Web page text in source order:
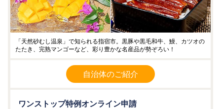
「天然砂むし温泉」で知られる指宿市。黒豚や黒毛和牛、鰻、カツオの
たたき、完熟マンゴーなど、彩り豊かな名産品が勢ぞろい！
自治体のご紹介
ワンストップ特例オンライン申請